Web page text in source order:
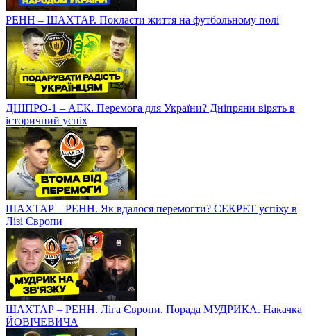
РЕНН – ШАХТАР. Покласти життя на футбольному полі
ДНІПРО-1 – АЕК. Перемога для України? Дніпряни вірять в
історичний успіх
ШАХТАР – РЕНН. Як вдалося перемогти? СЕКРЕТ успіху в
Лізі Європи
ШАХТАР – РЕНН. Ліга Європи. Порада МУДРИКА. Накачка
ЙОВІЧЕВИЧА